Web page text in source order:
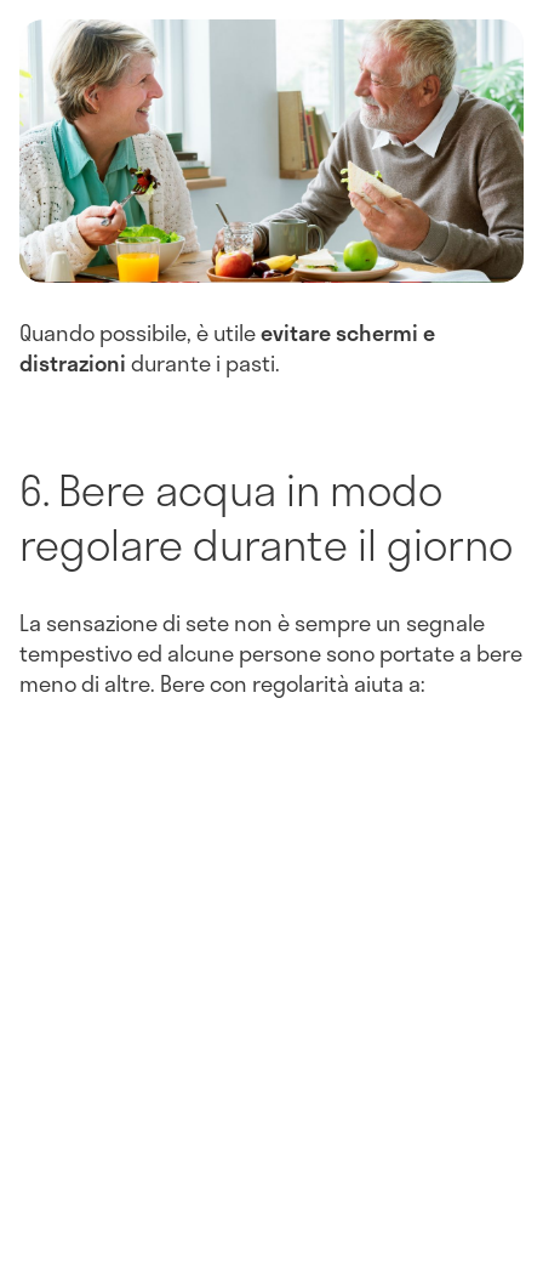
Quando possibile, è utileevitare schermi e
distrazionidurante i pasti.
6. Bere acqua in modo
regolare durante il giorno
La sensazione di sete non è sempre un segnale
tempestivo ed alcune persone sono portate a bere
meno di altre. Bere con regolarità aiuta a: